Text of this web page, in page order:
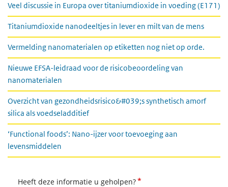
Veel discussie in Europa over titaniumdioxide in voeding (E171)
Titaniumdioxide nanodeeltjes in lever en milt van de mens
Vermelding nanomaterialen op etiketten nog niet op orde.
Nieuwe EFSA-leidraad voor de risicobeoordeling van
nanomaterialen
Overzicht van gezondheidsrisico&#039;s synthetisch amorf
silica als voedseladditief
‘Functional foods’: Nano-ijzer voor toevoeging aan
levensmiddelen
Heeft deze informatie u geholpen?*